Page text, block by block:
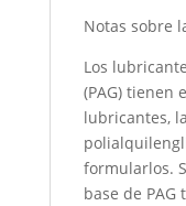
Notas sobre
Los
(PAG) tienen
lubricantes,
formularlos.
base de